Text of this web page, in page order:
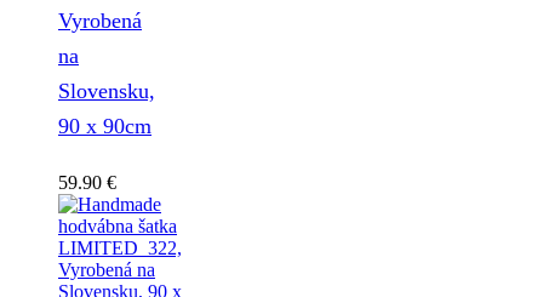
Vyrobená
na
Slovensku,
90 x 90cm
59.90 €